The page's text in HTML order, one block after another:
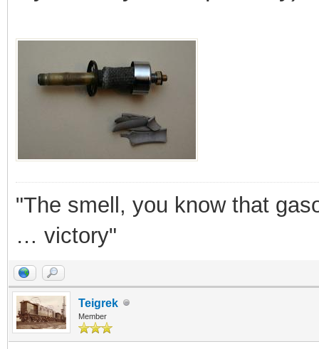
"The smell, you know that
… victory"
Teigrek
Member